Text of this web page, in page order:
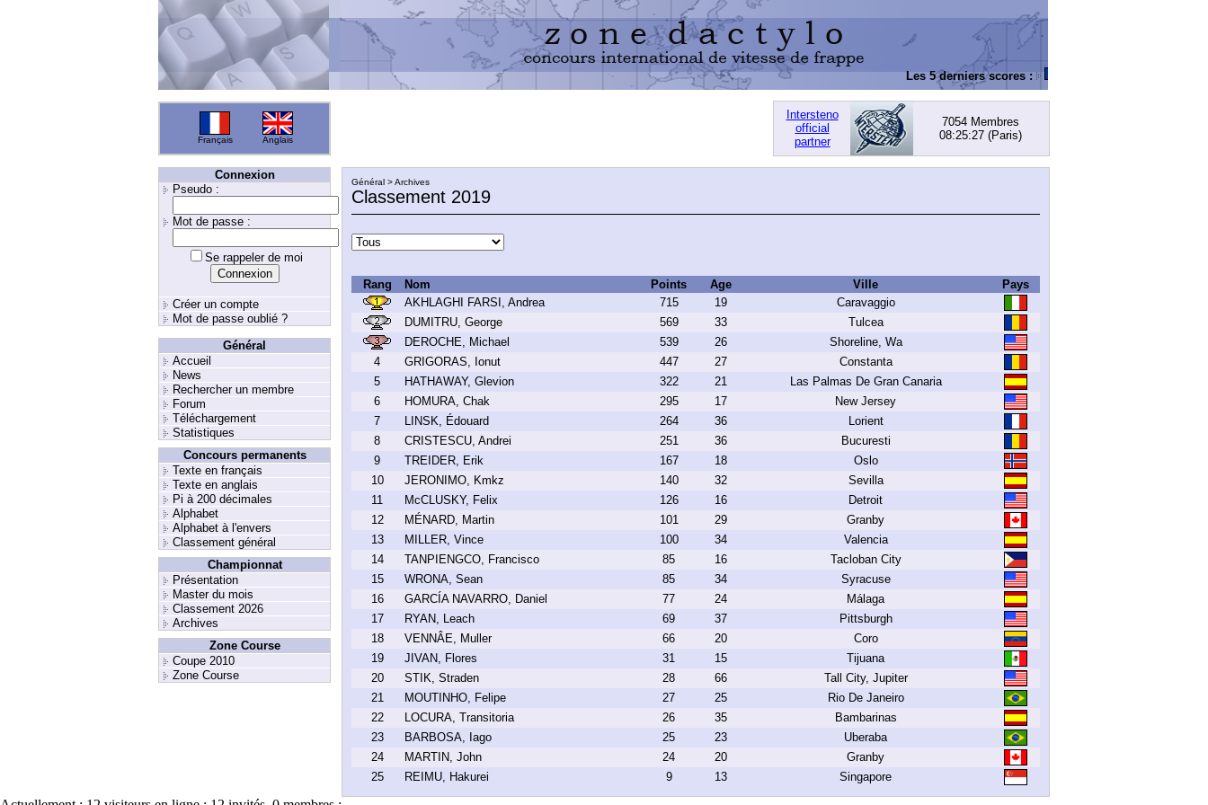
Les 5 derniers scores :
Français Anglais
Intersteno
official
partner
7054 Membres
08:25:27(Paris)
Connexion
Pseudo :
Mot de passe :
Se rappeler de moi
Créer un compte
Mot de passe oublié ?
Général
Accueil
News
Rechercher un membre
Forum
Téléchargement
Statistiques
Concours permanents
Texte en français
Texte en anglais
Pi à 200 décimales
Alphabet
Alphabet à l'envers
Classement général
Championnat
Présentation
Master du mois
Classement 2026
Archives
Zone Course
Coupe 2010
Zone Course
Général > Archives
Classement 2019
Rang Nom Points Age Ville
Pays
AKHLAGHI FARSI, Andrea
715 19
Caravaggio
DUMITRU, George
569 33
Tulcea
DEROCHE, Michael
539 26
Shoreline, Wa
4
GRIGORAS, Ionut 447 27
Constanta
5
HATHAWAY, Glevion 322 21
Las Palmas De Gran Canaria
6
HOMURA, Chak 295 17
New Jersey
7
LINSK, Édouard 264 36
Lorient
8
CRISTESCU, Andrei 251 36
Bucuresti
9
TREIDER, Erik 167 18
Oslo
10
JERONIMO, Kmkz 140 32
Sevilla
11
McCLUSKY, Felix 126 16
Detroit
12
MÉNARD, Martin 101 29
Granby
13
MILLER, Vince 100 34
Valencia
14
TANPIENGCO, Francisco 85 16
Tacloban City
15
WRONA, Sean 85 34
Syracuse
16
GARCÍA NAVARRO, Daniel 77 24
Málaga
17
RYAN, Leach 69 37
Pittsburgh
18
VENNÂE, Muller 66 20
Coro
19
JIVAN, Flores 31 15
Tijuana
20
STIK, Straden 28 66
Tall City, Jupiter
21
MOUTINHO, Felipe 27 25
Rio De Janeiro
22
LOCURA, Transitoria 26 35
Bambarinas
23
BARBOSA, Iago 25 23
Uberaba
24
MARTIN, John 24 20
Granby
25
REIMU, Hakurei 9 13 Singapore